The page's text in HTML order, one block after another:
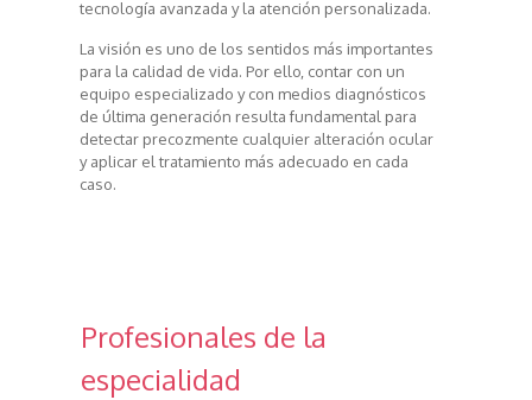
tecnología avanzada y la atención personalizada.
La visión es uno de los sentidos más importantes
para la calidad de vida. Por ello, contar con un
equipo especializado y con medios diagnósticos
de última generación resulta fundamental para
detectar precozmente cualquier alteración ocular
y aplicar el tratamiento más adecuado en cada
caso.
Profesionales de la
especialidad